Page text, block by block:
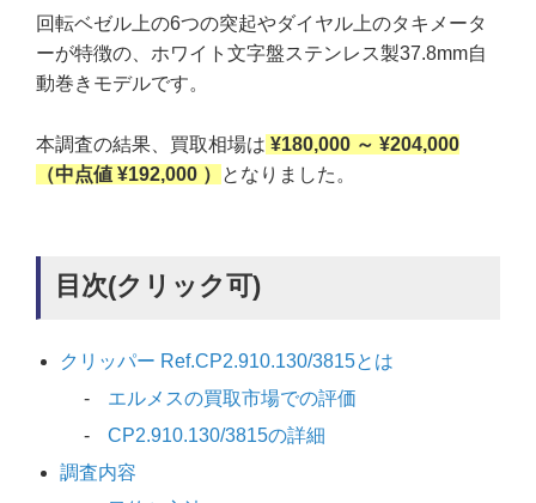
回転ベゼル上の6つの突起やダイヤル上のタキメータ
ーが特徴の、ホワイト文字盤ステンレス製37.8mm自
動巻きモデルです。
本調査の結果、買取相場は ¥180,000 ～ ¥204,000
（中点値 ¥192,000 ）
となりました。
目次(クリック可)
クリッパー Ref.CP2.910.130/3815とは
エルメスの買取市場での評価
CP2.910.130/3815の詳細
調査内容